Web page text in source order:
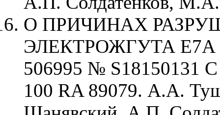
О ПРИЧИНАХ
ЭЛЕКТРОЖГУТА Е7А
506995 № S18150131
100 RA 89079. А.А.